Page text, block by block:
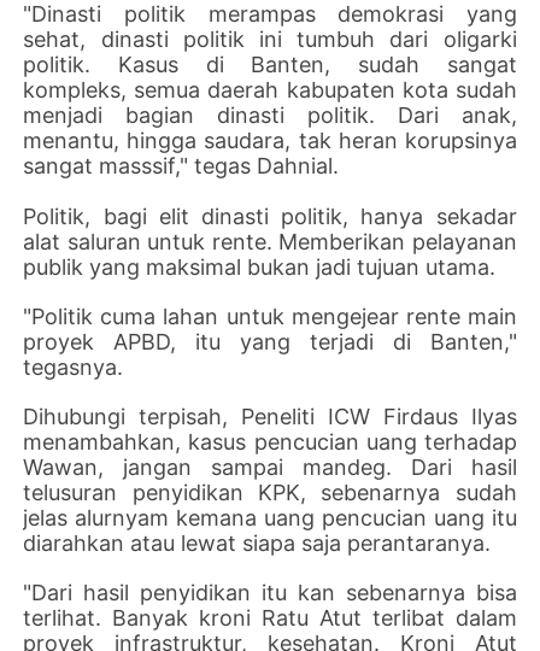
"Dinasti politik merampas demokrasi yang
sehat, dinasti politik ini tumbuh dari oligarki
politik. Kasus di Banten, sudah sangat
kompleks, semua daerah kabupaten kota sudah
menjadi bagian dinasti politik. Dari anak,
menantu, hingga saudara, tak heran korupsinya
sangat masssif," tegas Dahnial.
Politik, bagi elit dinasti politik, hanya sekadar
alat saluran untuk rente. Memberikan pelayanan
publik yang maksimal bukan jadi tujuan utama.
"Politik cuma lahan untuk mengejear rente main
proyek APBD, itu yang terjadi di Banten,"
tegasnya.
Dihubungi terpisah, Peneliti ICW Firdaus Ilyas
menambahkan, kasus pencucian uang terhadap
Wawan, jangan sampai mandeg. Dari hasil
telusuran penyidikan KPK, sebenarnya sudah
jelas alurnyam kemana uang pencucian uang itu
diarahkan atau lewat siapa saja perantaranya.
"Dari hasil penyidikan itu kan sebenarnya bisa
terlihat. Banyak kroni Ratu Atut terlibat dalam
proyek infrastruktur, kesehatan. Kroni Atut